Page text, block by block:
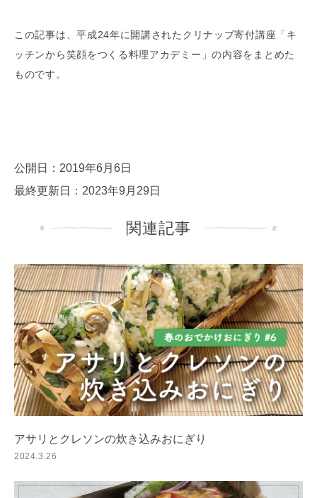
この記事は、平成24年に開講されたクリナップ寄付講座「キ
ッチンから笑顔をつくる料理アカデミー」の内容をまとめた
ものです。
公開日：2019年6月6日
最終更新日：2023年9月29日
関連記事
アサリとクレソンの炊き込みおにぎり
2024.3.26